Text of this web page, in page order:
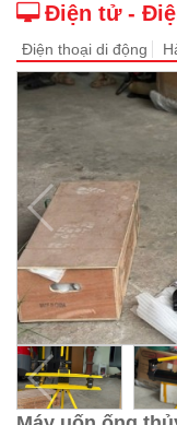
Điện tử -
Điện thoại di động